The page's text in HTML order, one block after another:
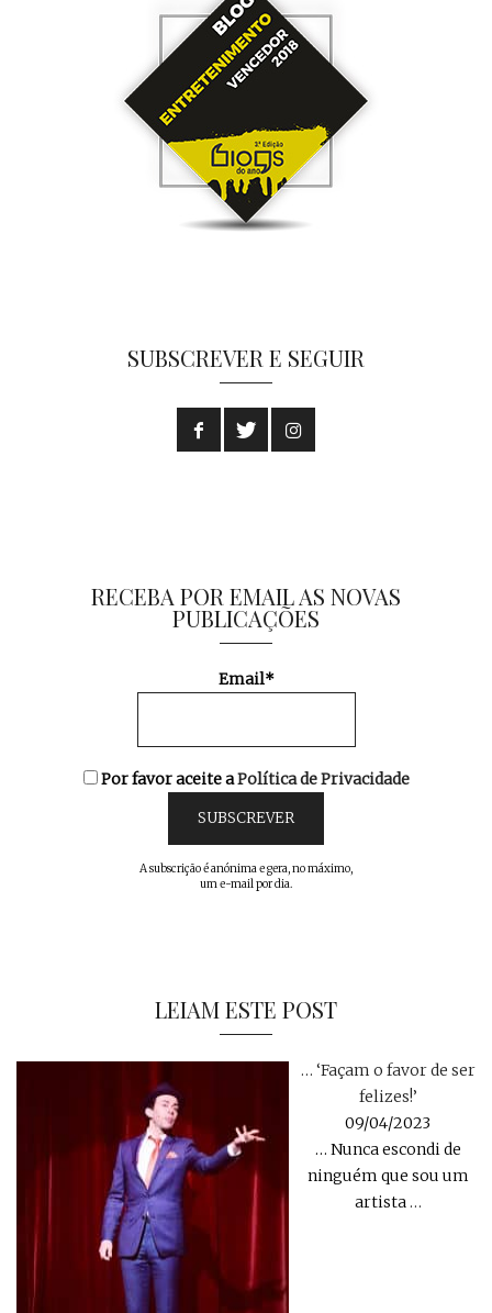
SUBSCREVER E SEGUIR
RECEBA POR EMAIL AS NOVAS
PUBLICAÇÕES
Email*
Por favor aceite aPolítica de Privacidade
A subscrição é anónima e gera, no máximo,
um e-mail por dia.
LEIAM ESTE POST
… ‘Façam o favor de ser
felizes!’
09/04/2023
… Nunca escondi de
ninguém que sou um
artista…